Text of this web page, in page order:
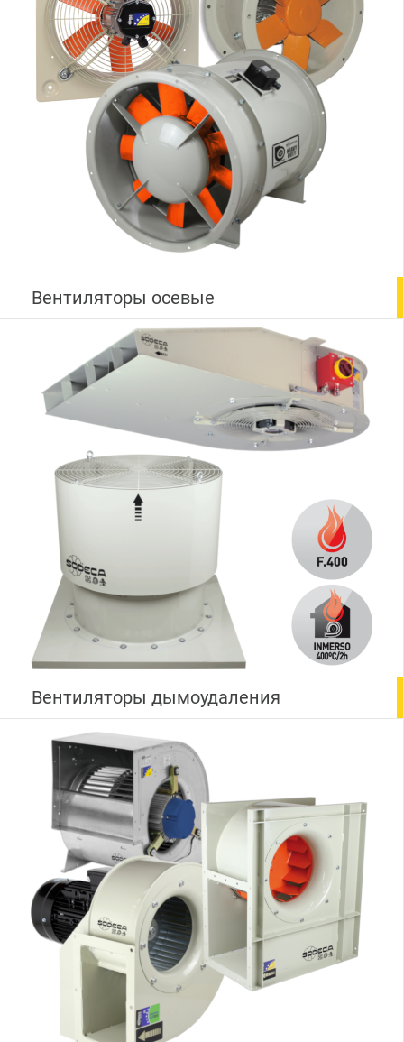
Вентиляторы осевые
Вентиляторы дымоудаления